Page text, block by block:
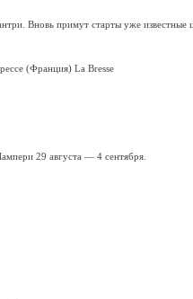
Вновь примут старты уже известные
(Франция) La Bresse
29 августа — 4 сентября.